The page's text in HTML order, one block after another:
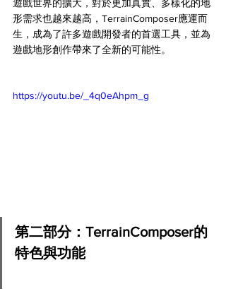
遊戲世界的擴大，對於更加真實、多樣化的地
形需求也越來越高，TerrainComposer應運而
生，成為了許多遊戲開發者的首選工具，並為
遊戲地形創作帶來了全新的可能性。
https://youtu.be/_4q0eAhpm_g
第二部分：TerrainComposer的
特色與功能